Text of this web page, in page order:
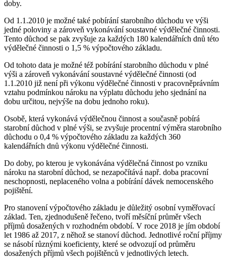
doby.
Od 1.1.2010 je možné také pobírání starobního důchodu ve výši
jedné poloviny a zároveň vykonávání soustavné výdělečné činnosti.
Tento důchod se pak zvyšuje za každých 180 kalendářních dnů této
výdělečné činnosti o 1,5 % výpočtového základu.
Od tohoto data je možné též pobírání starobního důchodu v plné
výši a zároveň vykonávání soustavné výdělečné činnosti (od
1.1.2010 již není při výkonu výdělečné činnosti v pracovněprávním
vztahu podmínkou nároku na výplatu důchodu jeho sjednání na
dobu určitou, nejvýše na dobu jednoho roku).
Osobě, která vykonává výdělečnou činnost a současně pobírá
starobní důchod v plné výši, se zvyšuje procentní výměra starobního
důchodu o 0,4 % výpočtového základu za každých 360
kalendářních dnů výkonu výdělečné činnosti.
Do doby, po kterou je vykonávána výdělečná činnost po vzniku
nároku na starobní důchod, se nezapočítává např. doba pracovní
neschopnosti, neplaceného volna a pobírání dávek nemocenského
pojištění.
Pro stanovení výpočtového základu je důležitý osobní vyměřovací
základ. Ten, zjednodušeně řečeno, tvoří měsíční průměr všech
příjmů dosažených v rozhodném období. V roce 2018 je jím období
let 1986 až 2017, z něhož se stanoví důchod. Jednotlivé roční příjmy
se násobí různými koeficienty, které se odvozují od průměru
dosažených příjmů všech pojištěnců v jednotlivých letech.